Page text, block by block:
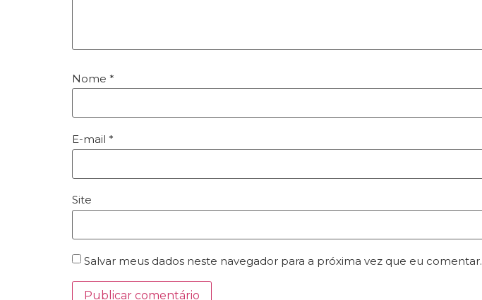
Nome *
E-mail *
Site
Salvar meus dados neste navegador para a próxima vez que eu comentar.